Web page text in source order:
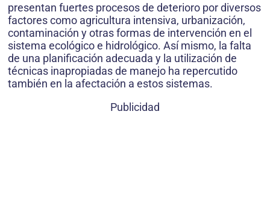
presentan fuertes procesos de deterioro por diversos
factores como agricultura intensiva, urbanización,
contaminación y otras formas de intervención en el
sistema ecológico e hidrológico. Así mismo, la falta
de una planificación adecuada y la utilización de
técnicas inapropiadas de manejo ha repercutido
también en la afectación a estos sistemas.
Publicidad